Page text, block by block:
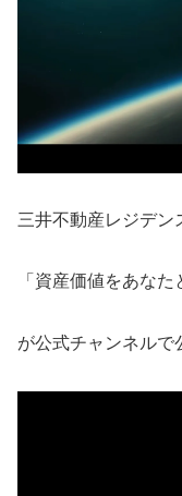
三井不動産レジデン
「資産価値をあな
が公式チャンネルで